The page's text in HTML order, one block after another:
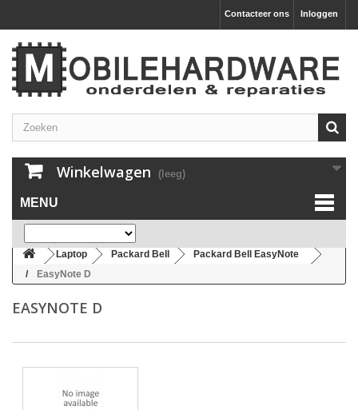
Inloggen
Contacteer ons
Winkelwagen (leeg)
MENU
Laptop Packard Bell
Packard Bell EasyNote
EasyNote D
EASYNOTE D